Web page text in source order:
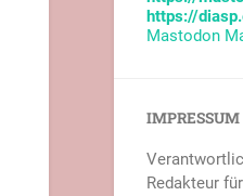
https://
Mastodon
IMPRESSUM
Redakteur